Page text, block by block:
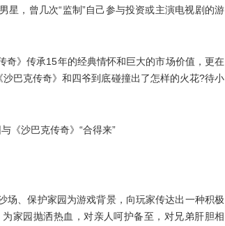
星，曾几次“监制”自己参与投资或主演电视剧的游
》传承15年的经典情怀和巨大的市场价值，更在
巴克传奇》和四爷到底碰撞出了怎样的火花?待小
、保护家园为游戏背景，向玩家传达出一种积极
家园抛洒热血，对亲人呵护备至，对兄弟肝胆相